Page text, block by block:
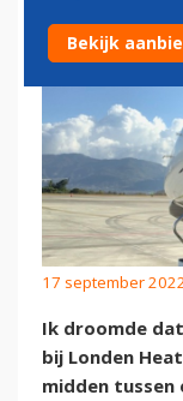
17 september 2022
Ik droomde
bij Londen
midden tussen
Bekijk